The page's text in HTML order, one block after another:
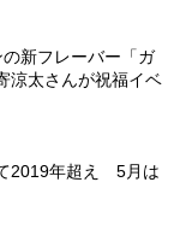
新フレーバー「ガ
太さんが祝福イベ
2019年超え 5月は